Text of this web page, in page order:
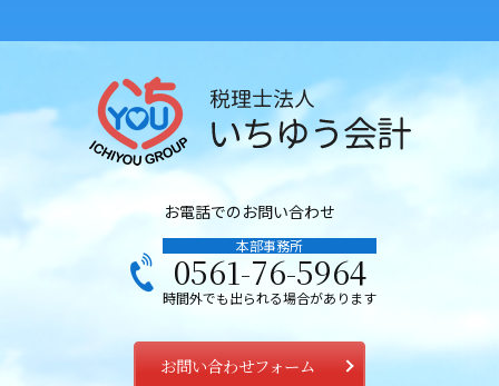
お電話でのお問い合わせ
本部事務所
0561-76-5964
時間外でも出られる場合があります
お問い合わせフォーム